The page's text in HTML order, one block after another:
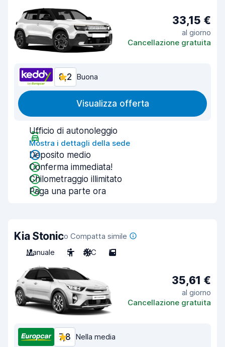
33,15 €
al giorno
Cancellazione gratuita
8,2 Buona
Visualizza offerta
Ufficio di autonoleggio
Mostra i dettagli della sede
Deposito medio
Conferma immediata!
Chilometraggio illimitato
Paga una parte ora
Kia Stonico Compatta simile
Manuale
5 A/C 5
35,61 €
al giorno
Cancellazione gratuita
7,8 Nella media